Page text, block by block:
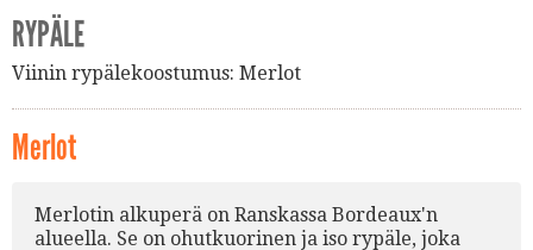
RYPÄLE
Viinin rypälekoostumus: Merlot
Merlot
Merlotin alkuperä on Ranskassa Bordeaux'n
alueella. Se on ohutkuorinen ja iso rypäle, joka